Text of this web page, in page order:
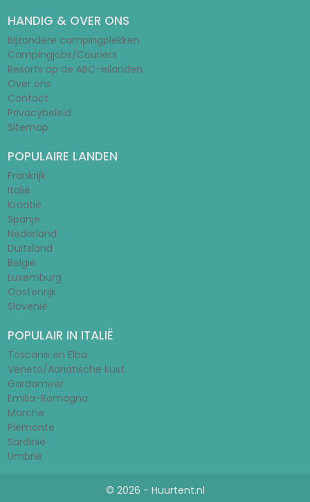
HANDIG & OVER ONS
Bijzondere campingplekken
Campingjobs/Couriers
Resorts op de ABC-eilanden
Over ons
Contact
Privacybeleid
Sitemap
POPULAIRE LANDEN
Frankrijk
Italië
Kroatië
Spanje
Nederland
Duitsland
België
Luxemburg
Oostenrijk
Slovenië
POPULAIR IN ITALIË
Toscane en Elba
Veneto/Adriatische kust
Gardameer
Emilia-Romagna
Marche
Piemonte
Sardinië
Umbrië
© 2026 - Huurtent.nl